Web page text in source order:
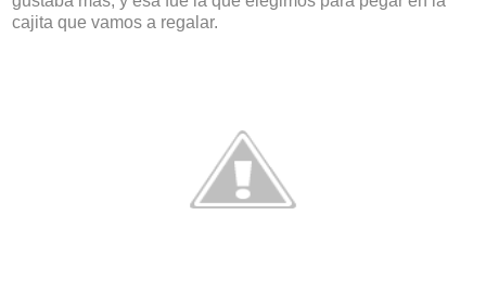
cajita que vamos a regalar.